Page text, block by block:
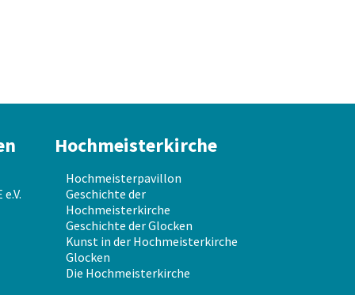
Hochmeisterkirche
Hochmeisterpavillon
Geschichte der
Hochmeisterkirche
Geschichte der Glocken
Kunst in der Hochmeisterkirche
Glocken
Die Hochmeisterkirche